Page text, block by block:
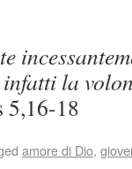
infatti la
5,16-18
amore di Dio,